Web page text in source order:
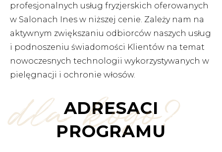
profesjonalnych usług fryzjerskich oferowanych
w Salonach Ines w niższej cenie. Zależy nam na
aktywnym zwiększaniu odbiorców naszych usług
i podnoszeniu świadomości Klientów na temat
nowoczesnych technologii wykorzystywanych w
pielęgnacji i ochronie włosów.
dla kogo?
ADRESACI
PROGRAMU